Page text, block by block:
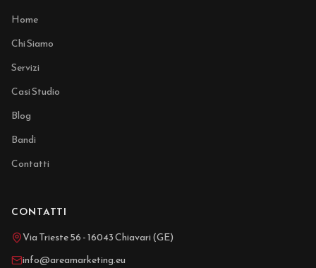
Home
Chi Siamo
Servizi
Casi Studio
Blog
Bandi
Contatti
CONTATTI
Via Trieste 56 - 16043 Chiavari (GE)
info@areamarketing.eu